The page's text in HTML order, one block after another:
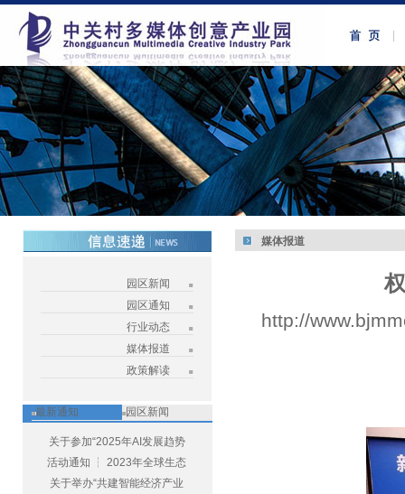
园区新闻
园区通知
行业动态
媒体报道
政策解读
最新通知 园区新闻
关于参加“2025年AI发展趋势
活动通知 ┆ 2023年全球生态
关于举办“共建智能经济产业
媒体报道
http://